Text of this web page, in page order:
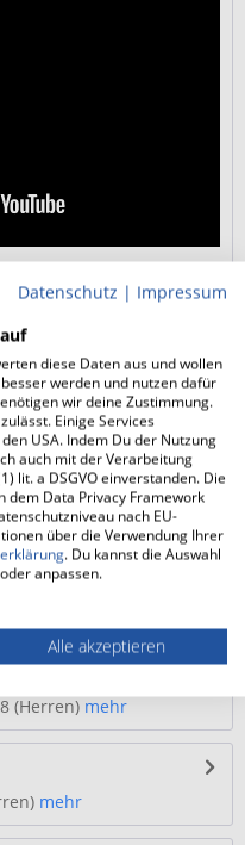
- Zurecht
Laufschuh
Sprint
gedämpftes,
lange Einheiten
entlastendes
(Herren) mehr
mehr
Datenschutz | Impressum
diese Daten aus und wollen
werden und nutzen dafür
wir deine Zustimmung.
Einige Services
USA. Indem Du der Nutzung
auch mit der Verarbeitung
lit. a DSGVO einverstanden. Die
dem Data Privacy Framework
nach EU-
über die Verwendung Ihrer
. Du kannst die Auswahl
anpassen.
Alle akzeptieren